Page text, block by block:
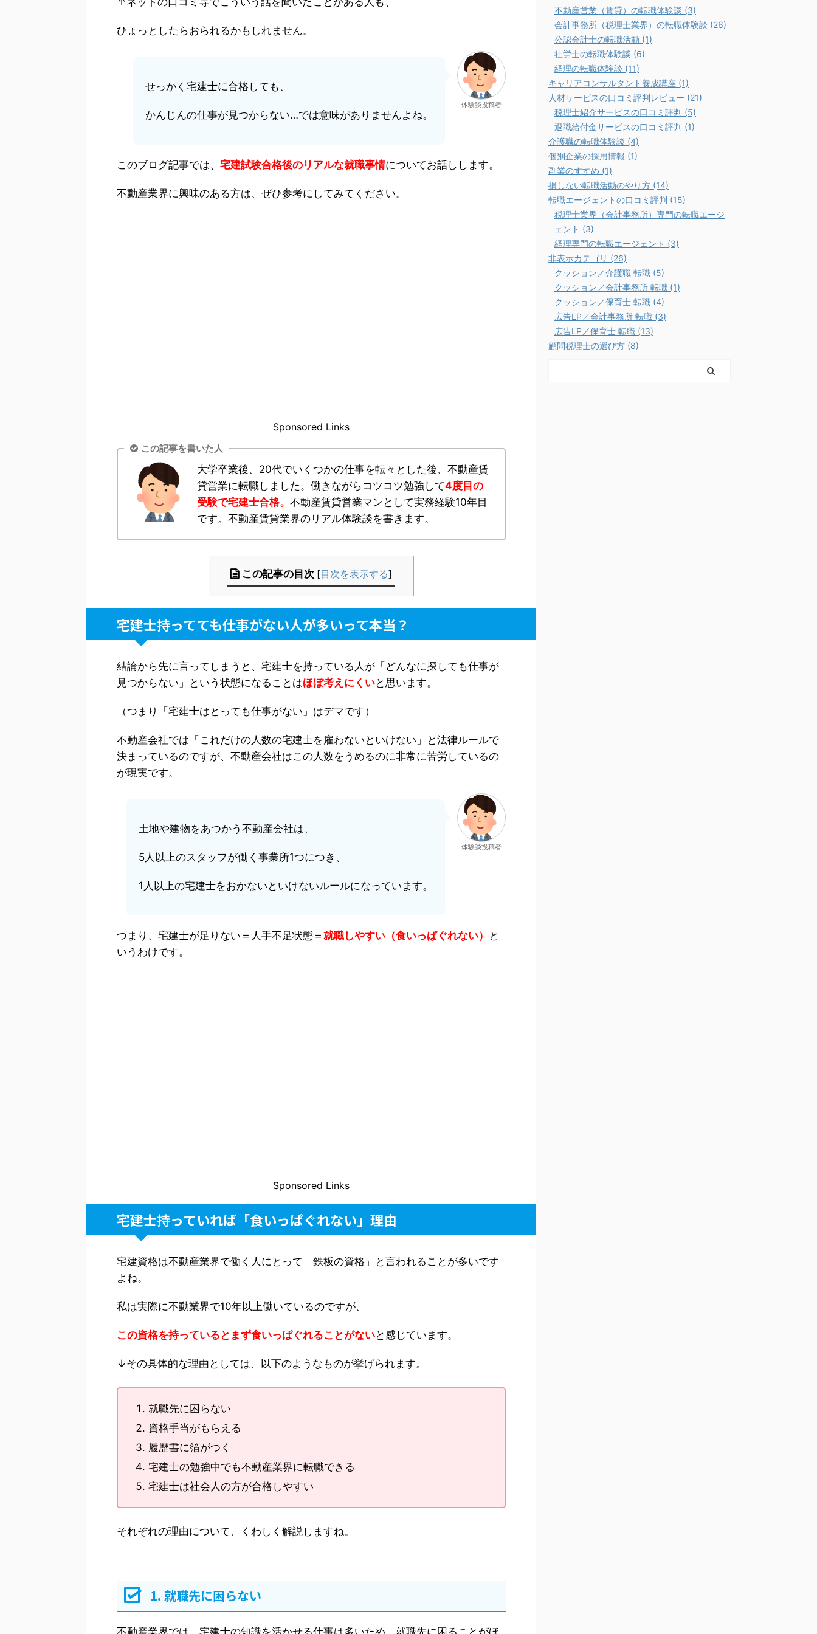
ひょっとしたらおられるかもしれません。
せっかく宅建士に合格しても、
かんじんの仕事が見つからない…では意味がありませんよね。
体験談投稿者
このブログ記事では、 宅建試験合格後のリアルな就職事情についてお話しします。
不動産業界に興味のある方は、ぜひ参考にしてみてください。
Sponsored Links
この記事を書いた人
大学卒業後、20代でいくつかの仕事を転々とした後、不動産賃
貸営業に転職しました。働きながらコツコツ勉強して4度目の
受験で宅建士合格。 不動産賃貸営業マンとして実務経験10年目
です。不動産賃貸業界のリアル体験談を書きます。
この記事の目次 [目次を表示する]
宅建士持ってても仕事がない人が多いって本当？
結論から先に言ってしまうと、宅建士を持っている人が「どんなに探しても仕事が
見つからない」という状態になることはほぼ考えにくいと思います。
（つまり「宅建士はとっても仕事がない」はデマです）
不動産会社では「これだけの人数の宅建士を雇わないといけない」と法律ルールで
決まっているのですが、不動産会社はこの人数をうめるのに非常に苦労しているの
が現実です。
土地や建物をあつかう不動産会社は、
5人以上のスタッフが働く事業所1つにつき、
1人以上の宅建士をおかないといけないルールになっています。
体験談投稿者
つまり、宅建士が足りない＝人手不足状態＝ 就職しやすい（食いっぱぐれない）
と
いうわけです。
Sponsored Links
宅建士持っていれば「食いっぱぐれない」理由
宅建資格は不動産業界で働く人にとって「鉄板の資格」と言われることが多いです
よね。
私は実際に不動業界で10年以上働いているのですが、
この資格を持っているとまず食いっぱぐれることがないと感じています。
↓その具体的な理由としては、以下のようなものが挙げられます。
就職先に困らない
資格手当がもらえる
履歴書に箔がつく
宅建士の勉強中でも不動産業界に転職できる
宅建士は社会人の方が合格しやすい
それぞれの理由について、くわしく解説しますね。
1. 就職先に困らない
不動産業界では、宅建士の知識を活かせる仕事は多いため、就職先に困ることがほ
不動産営業（賃貸）の転職体験談 (3)
会計事務所（税理士業界）の転職体験談 (26)
公認会計士の転職活動 (1)
社労士の転職体験談 (6)
経理の転職体験談 (11)
キャリアコンサルタント養成講座 (1)
人材サービスの口コミ評判レビュー (21)
税理士紹介サービスの口コミ評判 (5)
退職給付金サービスの口コミ評判 (1)
介護職の転職体験談 (4)
個別企業の採用情報 (1)
副業のすすめ (1)
損しない転職活動のやり方 (14)
転職エージェントの口コミ評判 (15)
税理士業界（会計事務所）専門の転職エージ
ェント (3)
経理専門の転職エージェント (3)
非表示カテゴリ (26)
クッション／介護職 転職 (5)
クッション／会計事務所 転職 (1)
クッション／保育士 転職 (4)
広告LP／会計事務所 転職 (3)
広告LP／保育士 転職 (13)
顧問税理士の選び方 (8)